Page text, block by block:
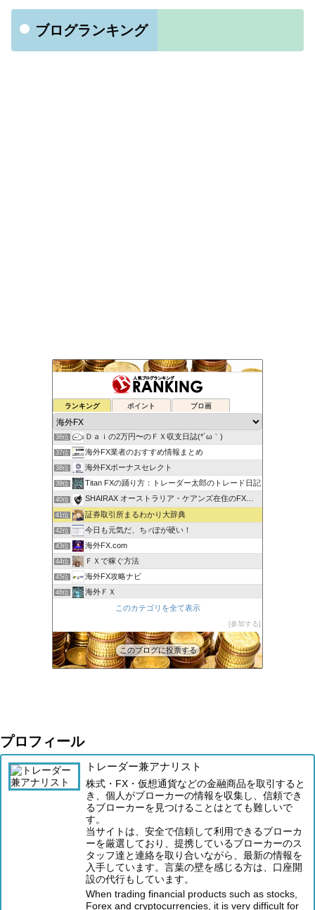
ブログランキング
ランキング ポイント ブロ画
34位 ゆるゆる兼業投資家Vtuber編
35位
36位 Ｄａｉの2万円〜のＦＸ収支日誌(*´ω｀)
37位 海外FX業者のおすすめ情報まとめ
38位 海外FXボーナスセレクト
39位 Titan FXの踊り方：トレーダー太郎のトレード日記
40位 SHAIRAX オーストラリア・ケアンズ在住のFXトレーダー
41位 証券取引所まるわかり大辞典
42位 今日も元気だ、ち♂ぽが硬い！
43位 海外FX.com
44位 ＦＸで稼ぐ方法
45位 海外FX攻略ナビ
46位 海外ＦＸ
XM口座開設方法2022
FXの自動売買(EA)は本当に勝てるのか検証してみた
このカテゴリを全て表示
参加する
このブログに投票する
プロフィール
トレーダー兼アナリスト
株式・FX・仮想通貨などの金融商品を取引すると
き、個人がブローカーの情報を収集し、信頼でき
るブローカーを見つけることはとても難しいで
す。
当サイトは、安全で信頼して利用できるブローカ
ーを厳選しており、提携しているブローカーのス
タッフ達と連絡を取り合いながら、最新の情報を
入手しています。言葉の壁を感じる方は、口座開
設の代行もしています。
When trading financial products such as stocks,
Forex and cryptocurrencies, it is very difficult for